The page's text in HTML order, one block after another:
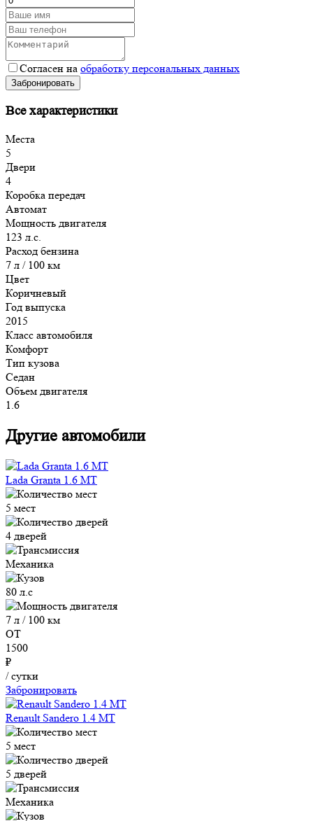
Согласен на обработку персональных данных
Забронировать
Все характеристики
Места
5
Двери
4
Коробка передач
Автомат
Мощность двигателя
123 л.с.
Расход бензина
7 л / 100 км
Цвет
Коричневый
Год выпуска
2015
Класс автомобиля
Комфорт
Тип кузова
Седан
Объем двигателя
1.6
Другие автомобили
Lada Granta 1.6 MT
5 мест
4 дверей
Механика
80 л.с
7 л / 100 км
ОТ
1500
₽
/ сутки
Забронировать
Renault Sandero 1.4 MT
5 мест
5 дверей
Механика